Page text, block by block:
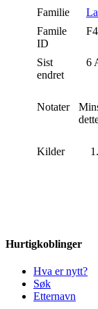
Familie
Famile
ID
Sist
endret
6
Notater
Kilder
Hurtigkoblinger
Hva er nytt?
Søk
Etternavn